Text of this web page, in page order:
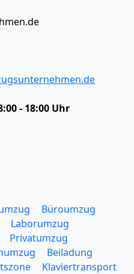
- 18:00 Uhr
Büroumzug
Laborumzug
Privatumzug
Beiladung
Klaviertransport